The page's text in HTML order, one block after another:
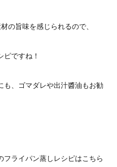
の旨味を感じられるので、
ですね！
も、ゴマダレや出汁醬油もお勧
フライパン蒸しレシピはこちら